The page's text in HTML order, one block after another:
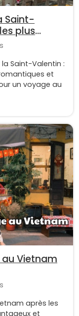
Saint-
plus
Saint-Valentin :
et
un voyage au
Vietnam
après les
et